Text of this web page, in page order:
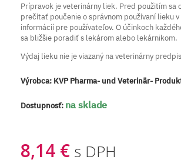
Prípravok je veterinárny liek. Pred použitím sa
prečítať poučenie o správnom používaní lieku
informácií pre používateľov. O účinkoch
sa bližšie poradiť s lekárom alebo lekárnikom.
Výdaj lieku nie je viazaný na veterinárny
Výrobca: KVP Pharma- und Veterinär-
Dostupnosť: na sklade
8,14 € s DPH